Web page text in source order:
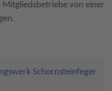
von einer
Schornsteinfeger